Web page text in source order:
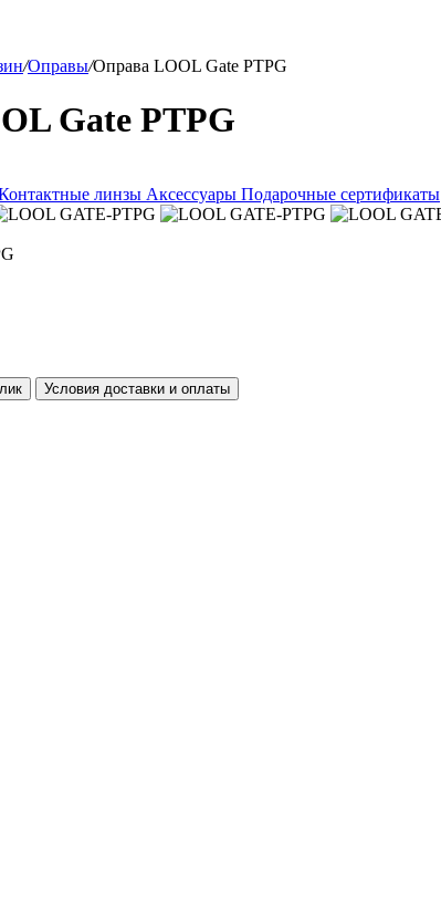
/Оправы/Оправа LOOL Gate PTPG
Gate PTPG
линзы Аксессуары Подарочные сертификаты
Условия доставки и оплаты